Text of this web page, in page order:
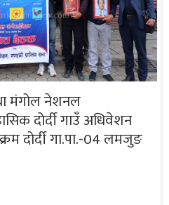
मंगोल नेशनल
दोर्दी गाउँ अधिवेशन
दोर्दी गा.पा.-04 लमजुङ